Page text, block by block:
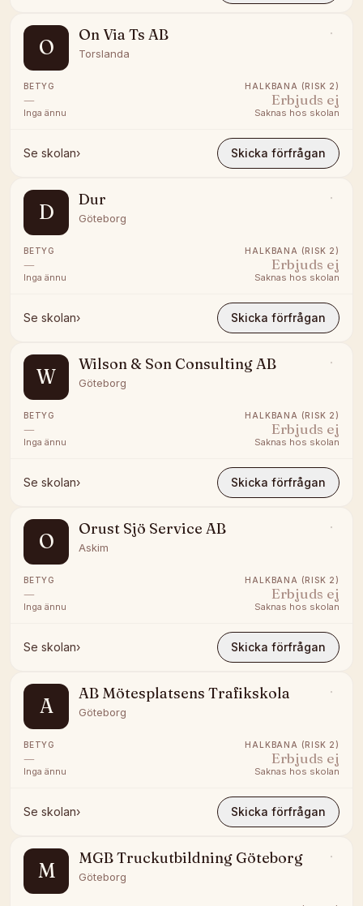
O
On Via Ts AB
Torslanda
BETYG
—
Inga ännu
HALKBANA (RISK 2)
Erbjuds ej
Saknas hos skolan
Se skolan› Skicka förfrågan
D
Dur
Göteborg
BETYG
—
Inga ännu
HALKBANA (RISK 2)
Erbjuds ej
Saknas hos skolan
Se skolan› Skicka förfrågan
W
Wilson & Son Consulting AB
Göteborg
BETYG
—
Inga ännu
HALKBANA (RISK 2)
Erbjuds ej
Saknas hos skolan
Se skolan› Skicka förfrågan
O
Orust Sjö Service AB
Askim
BETYG
—
Inga ännu
HALKBANA (RISK 2)
Erbjuds ej
Saknas hos skolan
Se skolan› Skicka förfrågan
A
AB Mötesplatsens Trafikskola
Göteborg
BETYG
—
Inga ännu
HALKBANA (RISK 2)
Erbjuds ej
Saknas hos skolan
Se skolan› Skicka förfrågan
M
MGB Truckutbildning Göteborg
Göteborg